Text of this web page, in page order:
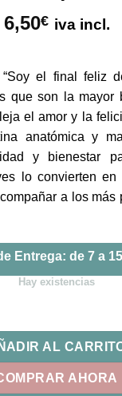
6,50€ iva incl.
el final feliz
que son la mayor
el amor y la
anatómica y
y bienestar
lo convierten
a los
Entrega: de 7 a
Hay existencias
historia...| MI
AL
AHORA